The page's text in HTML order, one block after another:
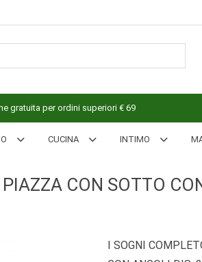
gratuita per ordini superiori € 69
CUCINA INTIMO
CON SOTTO
I SOGNI